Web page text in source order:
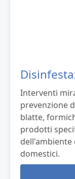
Interventi
prevenzione
blatte,
prodotti
dell'ambiente
domestici.